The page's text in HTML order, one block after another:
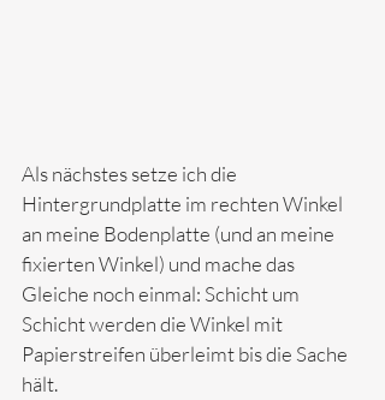
Als nächstes setze ich die
Hintergrundplatte im rechten Winkel
an meine Bodenplatte (und an meine
fixierten Winkel) und mache das
Gleiche noch einmal: Schicht um
Schicht werden die Winkel mit
Papierstreifen überleimt bis die Sache
hält.